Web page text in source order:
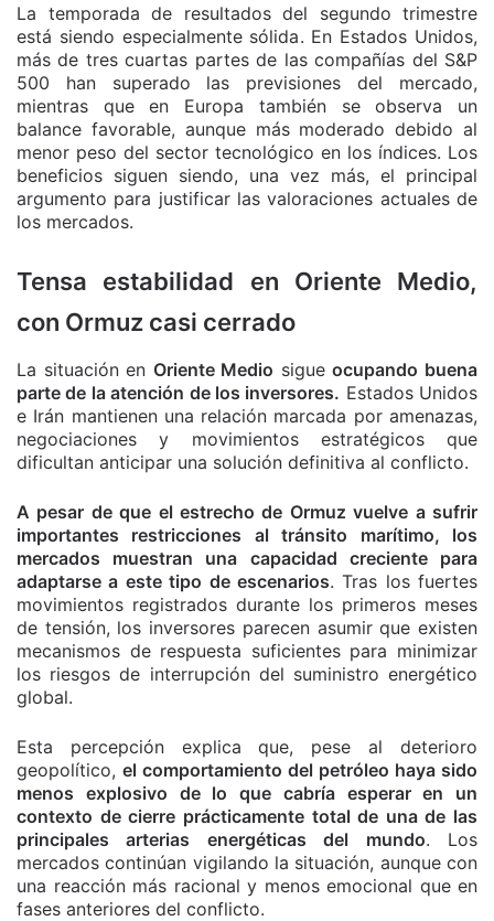
La temporada de resultados del segundo trimestre
está siendo especialmente sólida. En Estados Unidos,
más de tres cuartas partes de las compañías del S&P
500 han superado las previsiones del mercado,
mientras que en Europa también se observa un
balance favorable, aunque más moderado debido al
menor peso del sector tecnológico en los índices. Los
beneficios siguen siendo, una vez más, el principal
argumento para justificar las valoraciones actuales de
los mercados.
Tensa estabilidad en Oriente Medio,
con Ormuz casi cerrado
La situación en Oriente Medio sigueocupando buena
parte de la atención de los inversores. Estados Unidos
e Irán mantienen una relación marcada por amenazas,
negociaciones y movimientos estratégicos que
dificultan anticipar una solución definitiva al conflicto.
A pesar de que el estrecho de Ormuz vuelve a sufrir
importantes restricciones al tránsito marítimo, los
mercados muestran una capacidad creciente para
adaptarse a este tipo de escenarios. Tras los fuertes
movimientos registrados durante los primeros meses
de tensión, los inversores parecen asumir que existen
mecanismos de respuesta suficientes para minimizar
los riesgos de interrupción del suministro energético
global.
Esta percepción explica que, pese al deterioro
geopolítico, el comportamiento del petróleo haya sido
menos explosivo de lo que cabría esperar en un
contexto de cierre prácticamente total de una de las
principales arterias energéticas del mundo. Los
mercados continúan vigilando la situación, aunque con
una reacción más racional y menos emocional que en
fases anteriores del conflicto.